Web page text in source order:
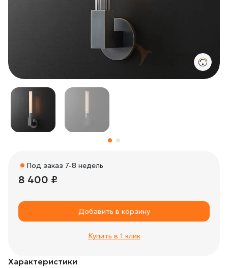
Характеристики
Под заказ 7-8 недель
8 400 ₽
Добавить в корзину
Купить в 1 клик